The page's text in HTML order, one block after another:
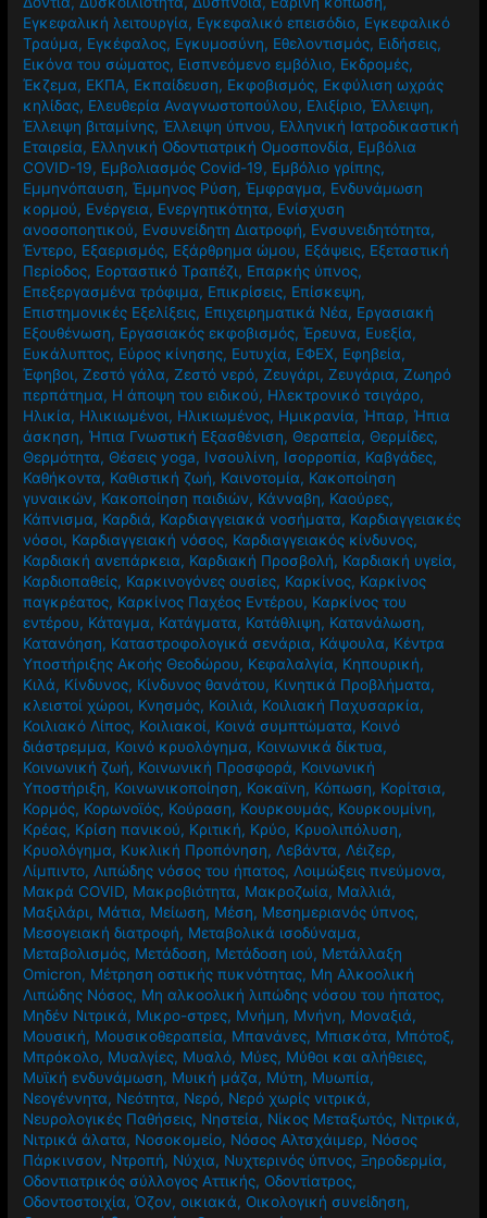
Διαφραγματική αναπνοή,Διοξείδιο του αζώτου,Δονήσεις
Δόντια,Δυσκοιλιότητα, Δύσπνοια,Εαρινή κόπωση,
Εγκεφαλική λειτουργία,Εγκεφαλικό επεισόδιο,Εγκεφαλικό
Τραύμα ,Εγκέφαλος, Εγκυμοσύνη, Εθελοντισμός,Ειδήσεις
Εικόνα του σώματος,Εισπνεόμενο εμβόλιο,Εκδρομές,
Έκζεμα, ΕΚΠΑ,Εκπαίδευση, Εκφοβισμός,Εκφύλιση ωχράς
κηλίδας,Ελευθερία Αναγνωστοπούλου,Ελιξίριο,Έλλειψη ,
Έλλειψη βιταμίνης,Έλλειψη ύπνου,Ελληνική Ιατροδικαστική
Εταιρεία,Ελληνική Οδοντιατρική Ομοσπονδία,Εμβόλια
COVID-19,Εμβολιασμός Covid-19,Εμβόλιο γρίπης,
Εμμηνόπαυση,Έμμηνος Ρύση,Έμφραγμα,Ενδυνάμωση
κορμού,Ενέργεια,Ενεργητικότητα,Ενίσχυση
ανοσοποητικού,Ενσυνείδητη Διατροφή ,Ενσυνειδητότητα,
Έντερο,Εξαερισμός,Εξάρθρημα ώμου,Εξάψεις
Περίοδος,Εορταστικό Τραπέζι,Επαρκής ύπνος,
Επεξεργασμένα τρόφιμα ,Επικρίσεις,Επίσκεψη,
Επιστημονικές Εξελίξεις, Επιχειρηματικά Νέα,Εργασιακή
Εξουθένωση,Εργασιακός εκφοβισμός ,Έρευνα,Ευεξία
Ευκάλυπτος ,Εύρος κίνησης,Ευτυχία,ΕΦΕΧ,Εφηβεία ,
Έφηβοι,Ζεστό γάλα, Ζεστό νερό, Ζευγάρι,Ζευγάρια,Ζωηρό
περπάτημα,Η άποψη του ειδικού,Ηλεκτρονικό τσιγάρο ,
Ηλικία,Ηλικιωμένοι ,Ηλικιωμένος,Ημικρανία,Ήπαρ,Ήπια
άσκηση,Ήπια Γνωστική Εξασθένιση ,Θεραπεία ,Θερμίδες,
Θερμότητα, Θέσεις yoga,Ινσουλίνη,Ισορροπία,Καβγάδες
Καθήκοντα ,Καθιστική ζωή,Καινοτομία,Κακοποίηση
γυναικών, Κακοποίηση παιδιών,Κάνναβη,Καούρες,
Κάπνισμα,Καρδιά,Καρδιαγγειακά νοσήματα,Καρδιαγγειακές
νόσοι,Καρδιαγγειακή νόσος,Καρδιαγγειακός κίνδυνος ,
Καρδιακή ανεπάρκεια,Καρδιακή Προσβολή,Καρδιακή υγεία
Καρδιοπαθείς ,Καρκινογόνες ουσίες,Καρκίνος,Καρκίνος
παγκρέατος,Καρκίνος Παχέος Εντέρου,Καρκίνος του
εντέρου,Κάταγμα,Κατάγματα,Κατάθλιψη,Κατανάλωση ,
Κατανόηση,Καταστροφολογικά σενάρια,Κάψουλα,Κέντρα
Υποστήριξης Ακοής Θεοδώρου,Κεφαλαλγία,Κηπουρική,
Κιλά, Κίνδυνος, Κίνδυνος θανάτου,Κινητικά Προβλήματα
κλειστοί χώροι, Κνησμός,Κοιλιά,Κοιλιακή Παχυσαρκία
Κοιλιακό Λίπος,Κοιλιακοί,Κοινά συμπτώματα,Κοινό
διάστρεμμα,Κοινό κρυολόγημα,Κοινωνικά δίκτυα
Κοινωνική ζωή,Κοινωνική Προσφορά,Κοινωνική
Υποστήριξη,Κοινωνικοποίηση ,Κοκαϊνη,Κόπωση,Κορίτσια
Κορμός ,Κορωνοϊός,Κούραση,Κουρκουμάς,Κουρκουμίνη
Κρέας,Κρίση πανικού , Κριτική,Κρύο,Κρυολιπόλυση
Κρυολόγημα,Κυκλική Προπόνηση,Λεβάντα,Λέιζερ,
Λίμπιντο,Λιπώδης νόσος του ήπατος,Λοιμώξεις πνεύμονα
Μακρά COVID,Μακροβιότητα,Μακροζωία,Μαλλιά,
Μαξιλάρι,Μάτια,Μείωση,Μέση,Μεσημεριανός ύπνος
Μεσογειακή διατροφή,Μεταβολικά ισοδύναμα,
Μεταβολισμός,Μετάδοση, Μετάδοση ιού,Μετάλλαξη
Omicron ,Μέτρηση οστικής πυκνότητας, Μη Αλκοολική
Λιπώδης Νόσος ,Μη αλκοολική λιπώδης νόσου του ήπατος
Μηδέν Νιτρικά,Μικρο-στρες ,Μνήμη,Μνήνη,Μοναξιά,
Μουσική,Μουσικοθεραπεία,Μπανάνες,Μπισκότα,Μπότοξ
Μπρόκολο,Μυαλγίες,Μυαλό,Μύες,Μύθοι και αλήθειες
Μυϊκή ενδυνάμωση,Μυική μάζα, Μύτη, Μυωπία
Νεογέννητα,Νεότητα,Νερό, Νερό χωρίς νιτρικά,
Νευρολογικές Παθήσεις,Νηστεία,Νίκος Μεταξωτός,Νιτρικά
Νιτρικά άλατα,Νοσοκομείο ,Νόσος Αλτσχάιμερ,Νόσος
Πάρκινσον,Ντροπή,Νύχια,Νυχτερινός ύπνος,
Οδοντιατρικός σύλλογος Αττικής,Οδοντίατρος,